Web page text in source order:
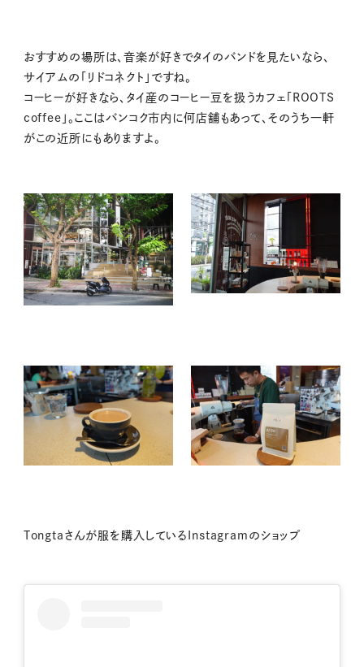
おすすめの場所は、音楽が好きでタイのバンドを見たいなら、
サイアムの「リドコネクト」ですね。
コーヒーが好きなら、タイ産のコーヒー豆を扱うカフェ「ROOTS
coffee」。ここはバンコク市内に何店舗もあって、そのうち一軒
がこの近所にもありますよ。
Tongtaさんが服を購入しているInstagramのショップ